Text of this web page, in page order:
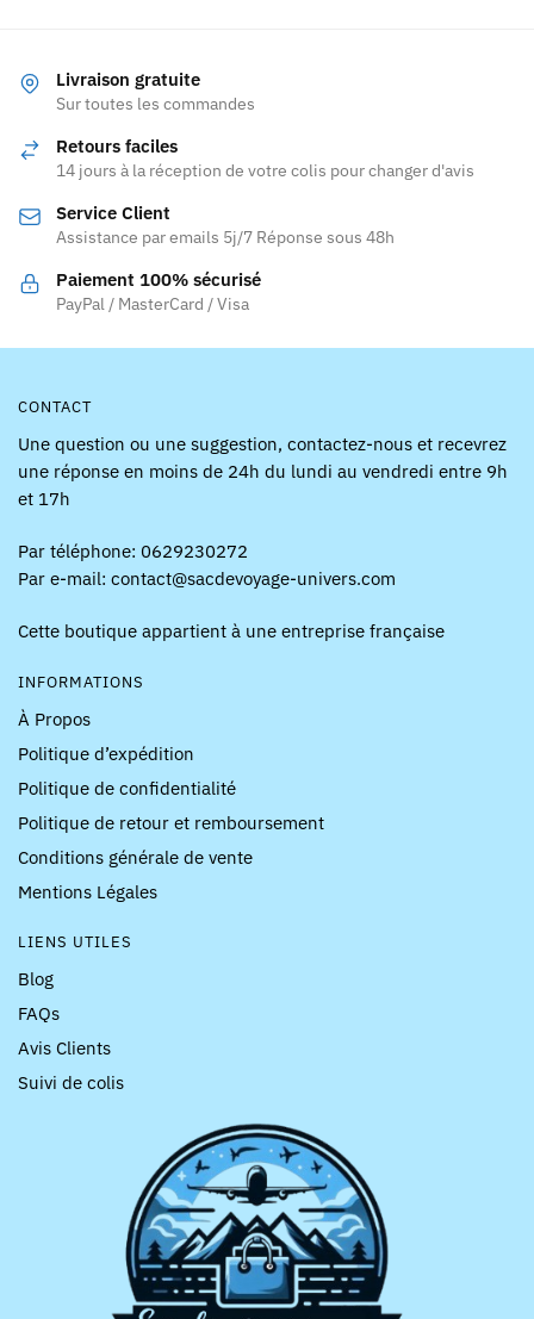
variations.
Les
peuvent
choisies
sur
la
page
être
sur
Livraison gratuite
Sur toutes les commandes
Retours faciles
14 jours à la réception de votre colis pour changer d'avis
Service Client
Assistance par emails 5j/7 Réponse sous 48h
Paiement 100% sécurisé
PayPal / MasterCard / Visa
CONTACT
Une question ou une suggestion, contactez-nous et recevrez
une réponse en moins de 24h du lundi au vendredi entre 9h
et 17h
Par téléphone: 0629230272
Par e-mail: contact@sacdevoyage-univers.com
Cette boutique appartient à une entreprise française
INFORMATIONS
À Propos
Politique d’expédition
Politique de confidentialité
Politique de retour et remboursement
Conditions générale de vente
Mentions Légales
LIENS UTILES
Blog
FAQs
Avis Clients
Suivi de colis